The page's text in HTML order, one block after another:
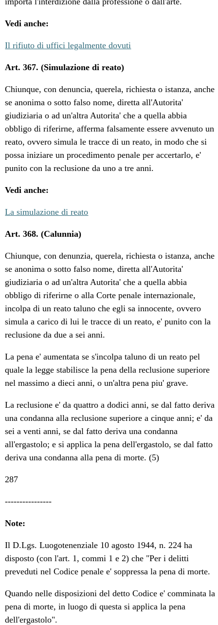
Vedi anche:
Il rifiuto di uffici legalmente dovuti
Art. 367. (Simulazione di reato)
Chiunque, con denuncia, querela, richiesta o istanza, anche
se anonima o sotto falso nome, diretta all'Autorita'
giudiziaria o ad un'altra Autorita' che a quella abbia
obbligo di riferirne, afferma falsamente essere avvenuto un
reato, ovvero simula le tracce di un reato, in modo che si
possa iniziare un procedimento penale per accertarlo, e'
punito con la reclusione da uno a tre anni.
Vedi anche:
La simulazione di reato
Art. 368. (Calunnia)
Chiunque, con denunzia, querela, richiesta o istanza, anche
se anonima o sotto falso nome, diretta all'Autorita'
giudiziaria o ad un'altra Autorita' che a quella abbia
obbligo di riferirne o alla Corte penale internazionale,
incolpa di un reato taluno che egli sa innocente, ovvero
simula a carico di lui le tracce di un reato, e' punito con la
reclusione da due a sei anni.
La pena e' aumentata se s'incolpa taluno di un reato pel
quale la legge stabilisce la pena della reclusione superiore
nel massimo a dieci anni, o un'altra pena piu' grave.
La reclusione e' da quattro a dodici anni, se dal fatto deriva
una condanna alla reclusione superiore a cinque anni; e' da
sei a venti anni, se dal fatto deriva una condanna
all'ergastolo; e si applica la pena dell'ergastolo, se dal fatto
deriva una condanna alla pena di morte. (5)
287
----------------
Note:
Il D.Lgs. Luogotenenziale 10 agosto 1944, n. 224 ha
disposto (con l'art. 1, commi 1 e 2) che "Per i delitti
preveduti nel Codice penale e' soppressa la pena di morte.
Quando nelle disposizioni del detto Codice e' comminata la
pena di morte, in luogo di questa si applica la pena
dell'ergastolo".